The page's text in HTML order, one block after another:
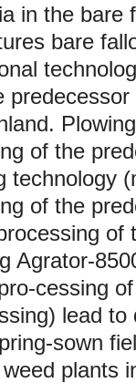
in the bare
bare
of the
technology
of the
of
Agrator-
cessing
lead
sown
plants